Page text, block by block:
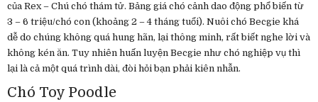
của Rex – Chú chó thám tử. Bảng giá chó cảnh dao động phổ biến từ
3 – 6 triệu/chó con (khoảng 2 – 4 tháng tuổi). Nuôi chó Becgie khá
dễ do chúng không quá hung hãn, lại thông minh, rất biết nghe lời và
không kén ăn. Tuy nhiên huấn luyện Becgie như chó nghiệp vụ thì
lại là cả một quá trình dài, đòi hỏi bạn phải kiên nhẫn.
Chó Toy Poodle